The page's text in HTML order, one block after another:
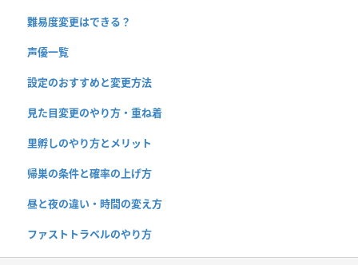
難易度変更はできる？
声優一覧
設定のおすすめと変更方法
見た目変更のやり方・重ね着
里孵しのやり方とメリット
帰巣の条件と確率の上げ方
昼と夜の違い・時間の変え方
ファストトラベルのやり方